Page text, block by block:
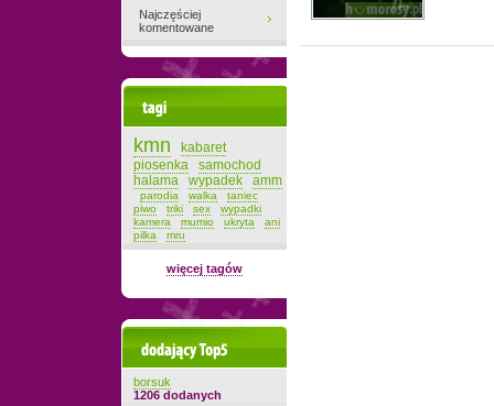
Najczęściej
komentowane
kmn
kabaret
piosenka
samochod
halama
wypadek amm
parodia walka
taniec
piwo
triki sex
wypadki
kamera
mumio ukryta
ani
pilka
mru
więcej tagów
Dodający top-5
borsuk
1206 dodanych